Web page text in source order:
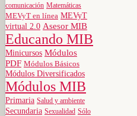
comunicación Matemáticas
MEVyT en línea MEVyT
virtual 2.0 Asesor MIB
Educando MIB
Minicursos Módulos
PDF Módulos Básicos
Módulos Diversificados
Módulos MIB
Primaria Salud y ambiente
Secundaria Sexualidad Sólo